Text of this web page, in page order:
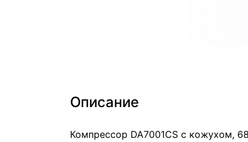
Описание
Компрессор DA7001CS с кожухом,